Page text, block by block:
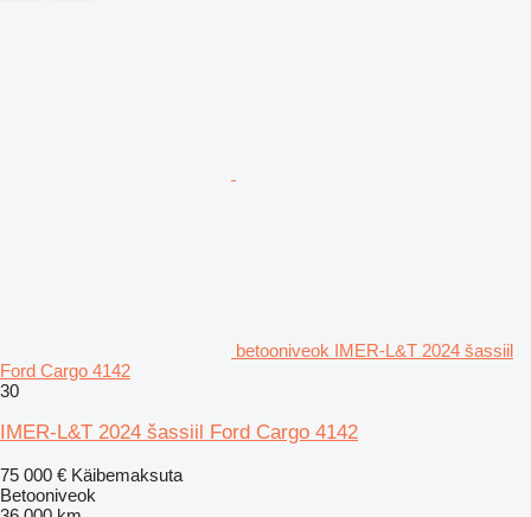
betooniveok IMER-L&T 2024 šassiil
Ford Cargo 4142
30
IMER-L&T 2024 šassiil Ford Cargo 4142
75 000 € Käibemaksuta
Betooniveok